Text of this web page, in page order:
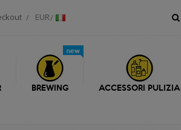
EUR
BREWING
new
ACCESSORI PULIZIA